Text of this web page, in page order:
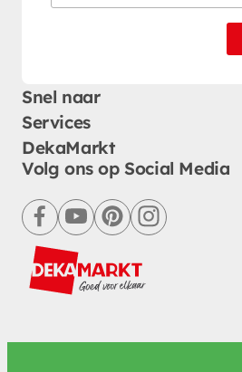
Snel naar
Services
DekaMarkt
Volg ons op Social Media
facebookyoutubepinterestinstagram